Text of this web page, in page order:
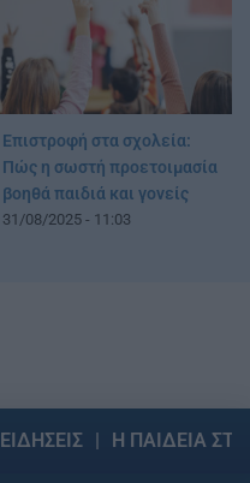
Επιστροφή στα σχολεία:
Πώς η σωστή προετοιμασία
βοηθά παιδιά και γονείς
31/08/2025 - 11:03
ΕΙΔΗΣΕΙΣ Η ΠΑΙΔΕΙΑ